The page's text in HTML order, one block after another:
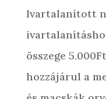
Ivartalanított
összege
hozzájárul a